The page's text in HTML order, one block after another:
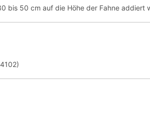
bis 50 cm auf die Höhe der Fahne addiert